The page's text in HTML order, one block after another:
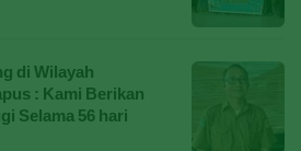
di Wilayah
: Kami Berikan
Selama 56 hari